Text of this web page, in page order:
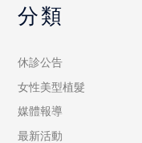
分類
休診公告
女性美型植髮
媒體報導
最新活動